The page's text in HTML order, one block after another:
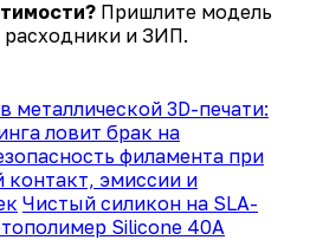
Пришлите модель
и ЗИП.
металлической 3D-печати:
ловит брак на
филамента при
контакт, эмиссии и
Чистый силикон на SLA-
Silicone 40A